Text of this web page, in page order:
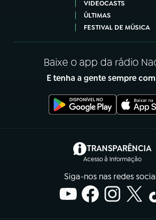
VIDEOCASTS
ÚLTIMAS
FESTIVAL DE MÚSICA
Baixe o app da rádio
E tenha a gente sempre
TRANSPARÊNCIA
Acesso à Informação
(abre em
Siga-nos nas redes